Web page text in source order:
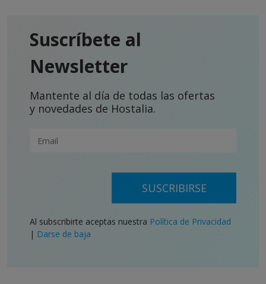
Suscríbete al
Newsletter
Mantente al día de todas las ofertas
y novedades de Hostalia.
SUSCRIBIRSE
Al subscribirte aceptas nuestra Política de Privacidad
| Darse de baja